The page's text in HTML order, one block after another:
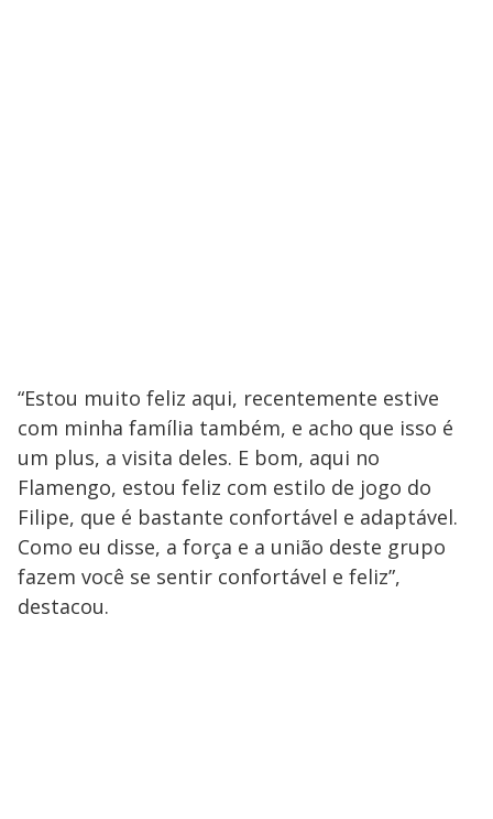
“Estou muito feliz aqui, recentemente estive
com minha família também, e acho que isso é
um plus, a visita deles. E bom, aqui no
Flamengo, estou feliz com estilo de jogo do
Filipe, que é bastante confortável e adaptável.
Como eu disse, a força e a união deste grupo
fazem você se sentir confortável e feliz”,
destacou.